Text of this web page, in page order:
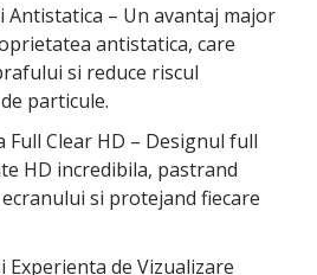
Antistatica – Un avantaj major
antistatica, care
si reduce riscul
particule.
Full Clear HD – Designul full
HD incredibila, pastrand
si protejand fiecare
Experienta de Vizualizare